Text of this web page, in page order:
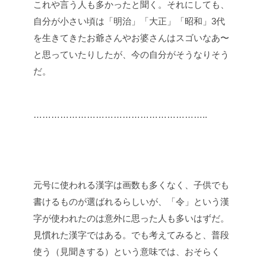
これや言う人も多かったと聞く。それにしても、
自分が小さい頃は「明治」「大正」「昭和」3代
を生きてきたお爺さんやお婆さんはスゴいなあ〜
と思っていたりしたが、今の自分がそうなりそう
だ。
…………………………………………………..
元号に使われる漢字は画数も多くなく、子供でも
書けるものが選ばれるらしいが、「令」という漢
字が使われたのは意外に思った人も多いはずだ。
見慣れた漢字ではある。でも考えてみると、普段
使う（見聞きする）という意味では、おそらく